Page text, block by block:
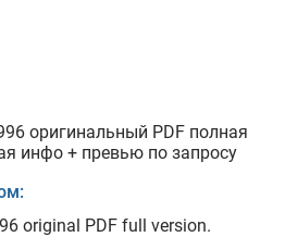
оригинальный PDF полная
инфо + превью по запросу
original PDF full version.